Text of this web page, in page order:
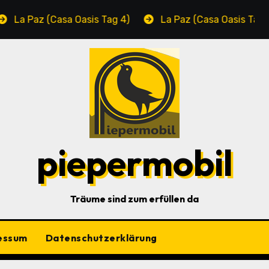
(Casa Oasis Tag 4) La Paz (Casa Oasis Tag 3)
piepermobil
Träume sind zum erfüllen da
Datenschutzerklärung